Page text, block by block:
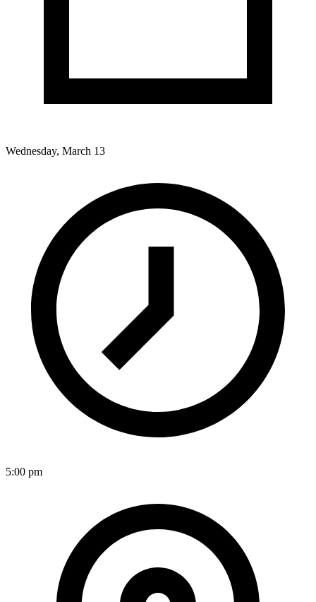
Wednesday, March 13
5:00 pm